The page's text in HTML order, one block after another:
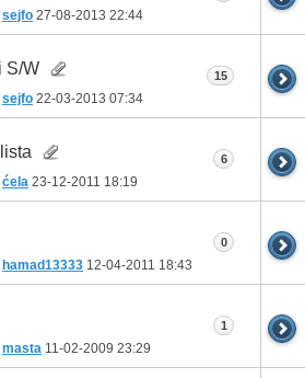
sejfo 27-08-2013 22:44
S/W
sejfo 22-03-2013 07:34
15
ćela 23-12-2011 18:19
6
hamad13333 12-04-2011 18:43
0
masta 11-02-2009 23:29
1